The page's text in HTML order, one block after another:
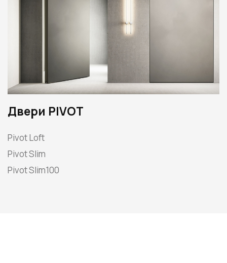
Двери PIVOT
Pivot Loft
Pivot Slim
Pivot Slim100